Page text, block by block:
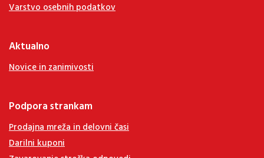
Varstvo osebnih podatkov
Aktualno
Novice in zanimivosti
Podpora strankam
Prodajna mreža in delovni časi
Darilni kuponi